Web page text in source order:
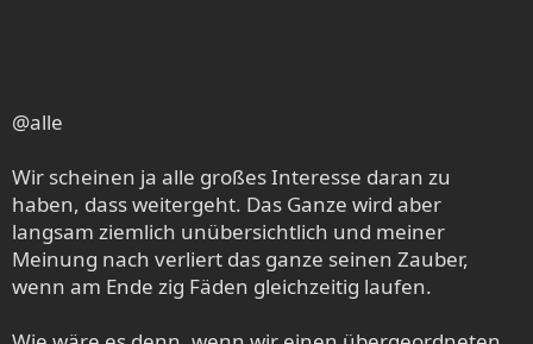
@alle
Wir scheinen ja alle großes Interesse daran zu
haben, dass weitergeht. Das Ganze wird aber
langsam ziemlich unübersichtlich und meiner
Meinung nach verliert das ganze seinen Zauber,
wenn am Ende zig Fäden gleichzeitig laufen.